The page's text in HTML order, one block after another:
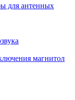
для антенных
магнитол